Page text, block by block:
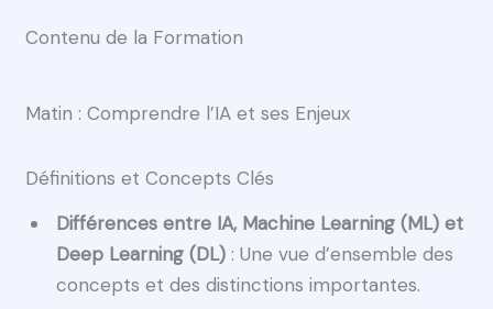
Contenu de la Formation
Matin : Comprendre l’IA et ses Enjeux
Définitions et Concepts Clés
Différences entre IA, Machine Learning (ML) et
Deep Learning (DL) : Une vue d’ensemble des
concepts et des distinctions importantes.